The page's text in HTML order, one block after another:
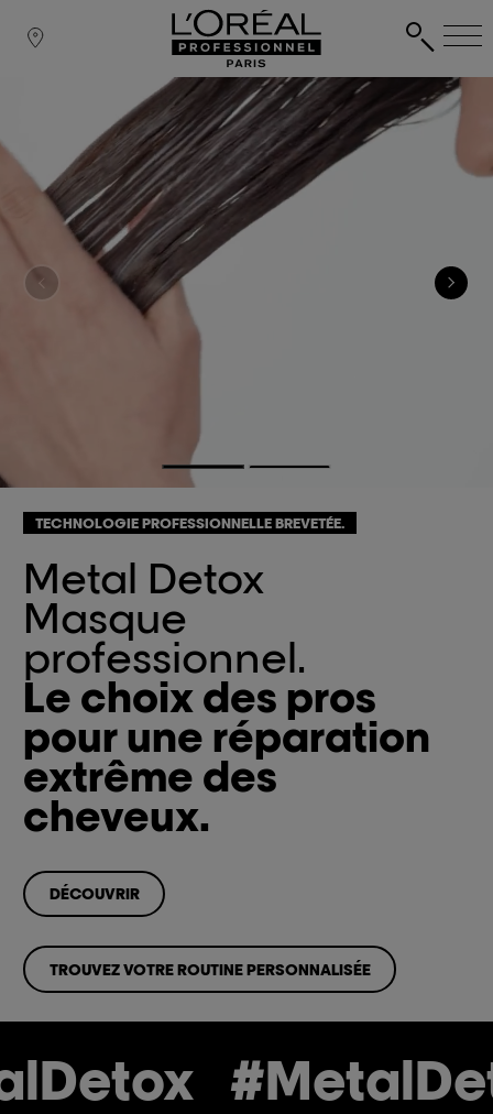
TECHNOLOGIE PROFESSIONNELLE BREVETÉE.
Metal Detox
Masque
professionnel.
Le choix des pros
pour une réparation
extrême des
cheveux.
DÉCOUVRIR
TROUVEZ VOTRE ROUTINE PERSONNALISÉE